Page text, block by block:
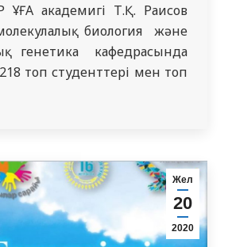
ҰҒА академигі Т.Қ. Раисов
биология және
генетика кафедрасында
топ студенттері мен топ
Г.Р. Ибраева, А.С. Төлеухан,
2218 топ студенттері
Тәуелсіздік күні»
презентация дайындап,
құрбандары туралы…
Жел
20
2020